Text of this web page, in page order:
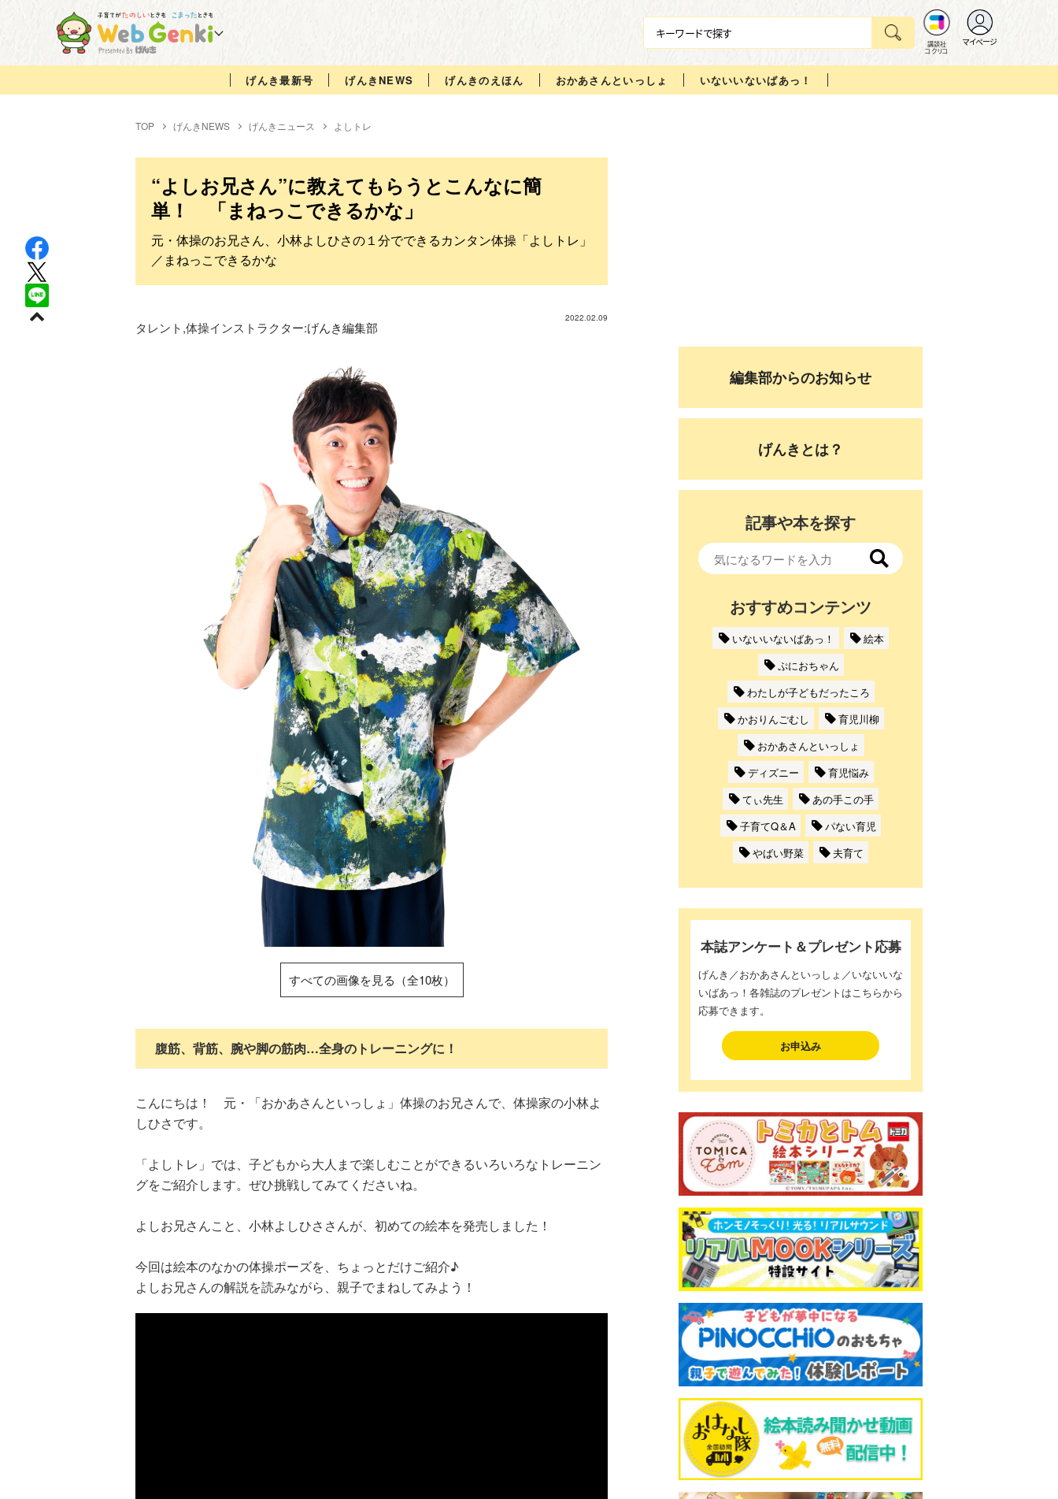
講談社
コクリコ
マイページ
げんき最新号 げんきNEWS げんきのえほん おかあさんといっしょ いないいないばあっ！
TOP げんきNEWS げんきニュース よしトレ
“よしお兄さん”に教えてもらうとこんなに簡
単！ 「まねっこできるかな」
元・体操のお兄さん、小林よしひさの１分でできるカンタン体操「よしトレ」
／まねっこできるかな
2022.02.09
タレント,体操インストラクター:げんき編集部
すべての画像を見る（全10枚）
腹筋、背筋、腕や脚の筋肉…全身のトレーニングに！
こんにちは！ 元・「おかあさんといっしょ」体操のお兄さんで、体操家の小林よ
しひさです。
「よしトレ」では、子どもから大人まで楽しむことができるいろいろなトレーニン
グをご紹介します。ぜひ挑戦してみてくださいね。
よしお兄さんこと、小林よしひささんが、初めての絵本を発売しました！
今回は絵本のなかの体操ポーズを、ちょっとだけご紹介♪
よしお兄さんの解説を読みながら、親子でまねしてみよう！
編集部からのお知らせ
げんきとは？
記事や本を探す
おすすめコンテンツ
いないいないばあっ！
絵本
ぷにおちゃん
わたしが子どもだったころ
かおりんごむし
育児川柳
おかあさんといっしょ
ディズニー
育児悩み
てぃ先生
あの手この手
子育てQ＆A
パない育児
やばい野菜
夫育て
本誌アンケート＆プレゼント応募
げんき／おかあさんといっしょ／いないいな
いばあっ！各雑誌のプレゼントはこちらから
応募できます。
お申込み